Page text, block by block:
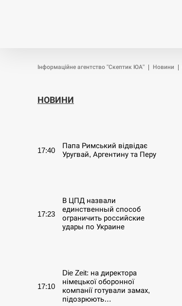
Інформаційне агентство "Скептик ЮА" Новини
НОВИНИ
17:40
Папа Римський відвідає
Уругвай, Аргентину та Перу
17:23
В ЦПД назвали
единственный способ
ограничить российские
удары по Украине
17:10
Die Zeit: на директора
німецької оборонної
компанії готували замах,
підозрюють…